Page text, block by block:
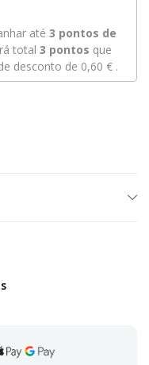
até 3 pontos de
total 3 pontos que
desconto de 0,60 €.